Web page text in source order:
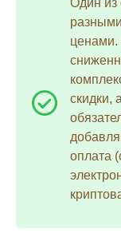
ценами.
скидки,
оплата